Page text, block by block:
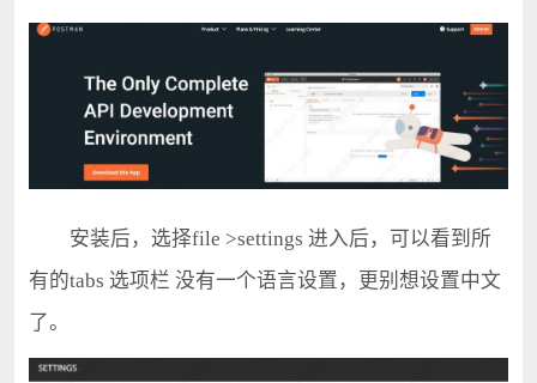
安装后，选择file >settings 进入后，可以看到所
有的tabs 选项栏 没有一个语言设置，更别想设置中文
了。